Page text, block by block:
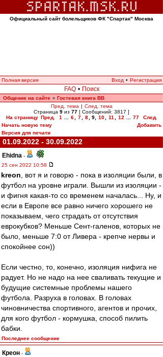
Официальный сайт болельщиков ФК "Спартак" Москва
Полная версия Вход • Регистрация
FAQ • Поиск
Общение на сайте » Гостевая книга ВВ
Пред. тема | След. тема
Страница 9 из 77 [ Сообщений: 3817 ]
На страницу Пред. 1 6 7 8 9, 10 11 12 77
След.
Начать новую тему
Добавить
Версия для печати
01.09.2022 - 30.09.2022
Ehidna -
25 сен 2022 10:58
kreon , вот я и говорю - пока в изоляции были, в
футбол на уровне играли. Вышли из изоляции -
и фигня какая-то со временем началась... Ну, и
если в Европе все равно ничего хорошего не
показываем, чего страдать от отсутствия
еврокубков? Меньше Сент-галенов, которых не
было, меньше 7:0 от Ливера - крепче нервы и
спокойнее сон))
Если честно, то, конечно, изоляция нифига не
радует. Но не надо на нее сваливать текущие и
будущие системные проблемы нашего
футбола. Разруха в головах. В головах
чиновничества спортивного, агентов и прочих,
для кого футбол - кормушка, способ пилить
бабки.
Последнее сообщение
Креон -